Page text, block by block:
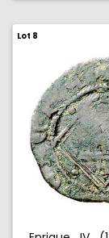
Lot 8